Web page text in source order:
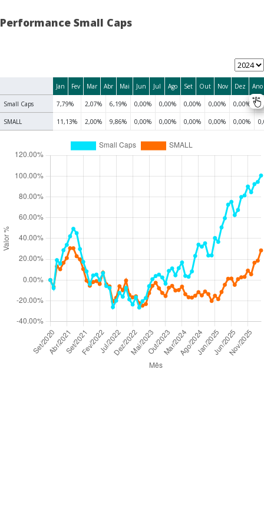
Performance Small Caps
Jan Fev Mar Abr Mai Jun Jul Ago Set Out Nov Dez Ano
Small Caps
SMALL
7,79%
11,13%
2,07%
2,00%
6,19%
9,86%
0,00%
0,00%
0,00%
0,00%
0,00%
0,00%
0,00%
0,00%
0,00%
0,00%